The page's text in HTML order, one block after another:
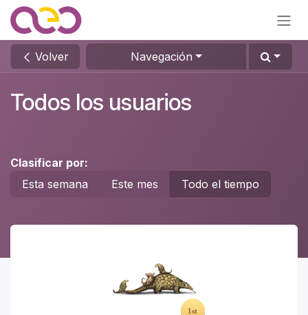
Ir al contenido
Volver Navegación
Todos los usuarios
Clasificar por:
Esta semana
Este mes Todo el tiempo